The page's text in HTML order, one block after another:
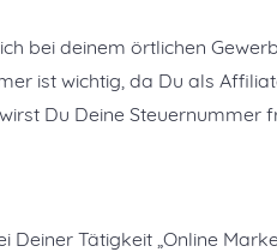
bei deinem örtlichen
ist wichtig, da Du als
Du Deine
Deiner Tätigkeit „Online